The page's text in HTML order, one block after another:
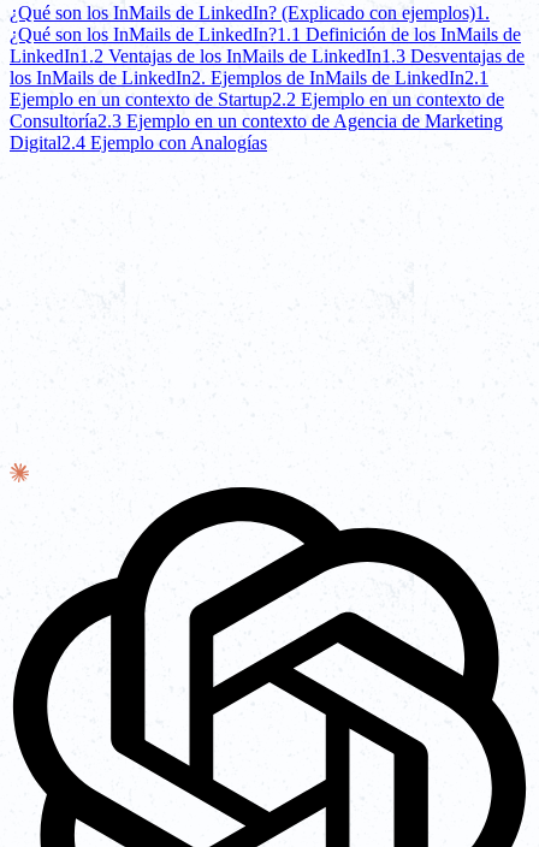
¿Qué son los InMails de LinkedIn? (Explicado con ejemplos)1.
¿Qué son los InMails de LinkedIn?1.1 Definición de los InMails de
LinkedIn1.2 Ventajas de los InMails de LinkedIn1.3 Desventajas de
los InMails de LinkedIn2. Ejemplos de InMails de LinkedIn2.1
Ejemplo en un contexto de Startup2.2 Ejemplo en un contexto de
Consultoría2.3 Ejemplo en un contexto de Agencia de Marketing
Digital2.4 Ejemplo con Analogías